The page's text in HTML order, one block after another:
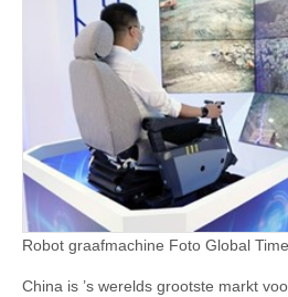
Robot graafmachine Foto Global
China is ’s werelds grootste markt